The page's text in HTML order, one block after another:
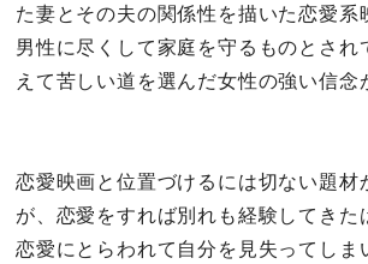
た妻とその夫の関係性を描いた恋愛系
男性に尽くして家庭を守るものとされ
えて苦しい道を選んだ女性の強い信念
恋愛映画と位置づけるには切ない題材
が、恋愛をすれば別れも経験してきた
恋愛にとらわれて自分を見失ってしま